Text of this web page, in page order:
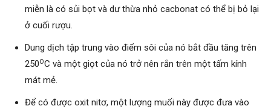
miễn là có sủi bọt và dư thừa nhỏ cacbonat có thể bị bỏ lại
ở cuối rượu.
Dung dịch tập trung vào điểm sôi của nó bắt đầu tăng trên
250OC và một giọt của nó trở nên rắn trên một tấm kính
mát mẻ.
Để có được oxit nitơ, một lượng muối này được đưa vào